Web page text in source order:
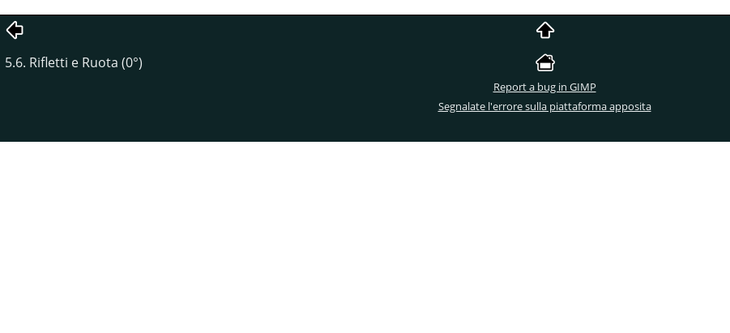
5.6. Rifletti e Ruota (0°)
Report a bug in GIMP
Segnalate l'errore sulla piattaforma apposita